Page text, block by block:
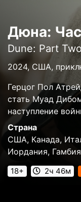
Дюна:
Dune: Part
2024, США,
Герцог Пол
стать Муад
наступление
Страна
США, Канада,
Иордания, Гамбия
18+ 2ч 46м